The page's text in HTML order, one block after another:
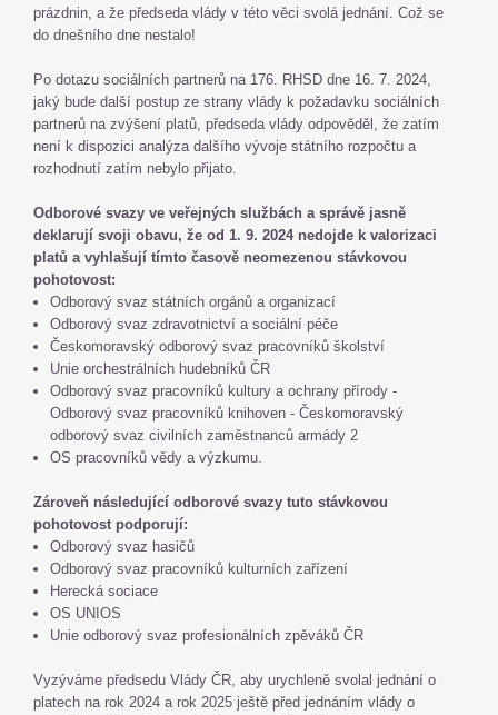
prázdnin, a že předseda vlády v této věci svolá jednání. Což se
do dnešního dne nestalo!
Po dotazu sociálních partnerů na 176. RHSD dne 16. 7. 2024,
jaký bude další postup ze strany vlády k požadavku sociálních
partnerů na zvýšení platů, předseda vlády odpověděl, že zatím
není k dispozici analýza dalšího vývoje státního rozpočtu a
rozhodnutí zatím nebylo přijato.
Odborové svazy ve veřejných službách a správě jasně
deklarují svoji obavu, že od 1. 9. 2024 nedojde k valorizaci
platů a vyhlašují tímto časově neomezenou stávkovou
pohotovost:
Odborový svaz státních orgánů a organizací
Odborový svaz zdravotnictví a sociální péče
Českomoravský odborový svaz pracovníků školství
Unie orchestrálních hudebníků ČR
Odborový svaz pracovníků kultury a ochrany přírody -
Odborový svaz pracovníků knihoven - Českomoravský
odborový svaz civilních zaměstnanců armády 2
OS pracovníků vědy a výzkumu.
Zároveň následující odborové svazy tuto stávkovou
pohotovost podporují:
Odborový svaz hasičů
Odborový svaz pracovníků kulturních zařízení
Herecká sociace
OS UNIOS
Unie odborový svaz profesionálních zpěváků ČR
Vyzýváme předsedu Vlády ČR, aby urychleně svolal jednání o
platech na rok 2024 a rok 2025 ještě před jednáním vlády o